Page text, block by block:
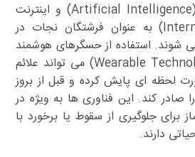
امروزه هوش مصنوعی (Artificial Intelligence) و اینترنت
اشیا (Internet of Things) به عنوان فرشتگان نجات در
شوند. استفاده از حسگرهای هوشمند
در لباس های کار (Wearable Technology) می تواند علائم
لحظه ای پایش کرده و قبل از بروز
صادر کند. این فناوری ها به ویژه در
جلوگیری از سقوط یا برخورد با
دارند.